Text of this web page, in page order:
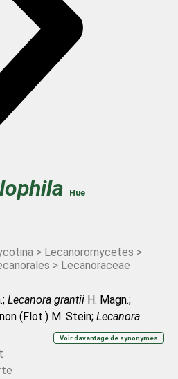
Hue
> Lecanoromycetes >
> Lecanoraceae
Lecanora grantii H. Magn.;
(Flot.) M. Stein; Lecanora
Voir davantage de synonymes